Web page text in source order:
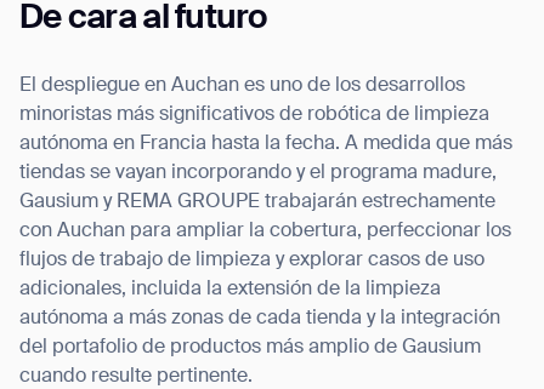
De cara al futuro
El despliegue en Auchan es uno de los desarrollos
minoristas más significativos de robótica de limpieza
autónoma en Francia hasta la fecha. A medida que más
tiendas se vayan incorporando y el programa madure,
Gausium y REMA GROUPE trabajarán estrechamente
con Auchan para ampliar la cobertura, perfeccionar los
flujos de trabajo de limpieza y explorar casos de uso
adicionales, incluida la extensión de la limpieza
autónoma a más zonas de cada tienda y la integración
del portafolio de productos más amplio de Gausium
cuando resulte pertinente.